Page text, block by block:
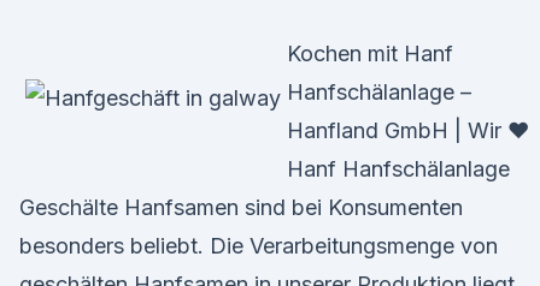
Kochen mit Hanf
Hanfschälanlage –
Hanfland GmbH | Wir ♥
Hanf Hanfschälanlage
Geschälte Hanfsamen sind bei Konsumenten
besonders beliebt. Die Verarbeitungsmenge von